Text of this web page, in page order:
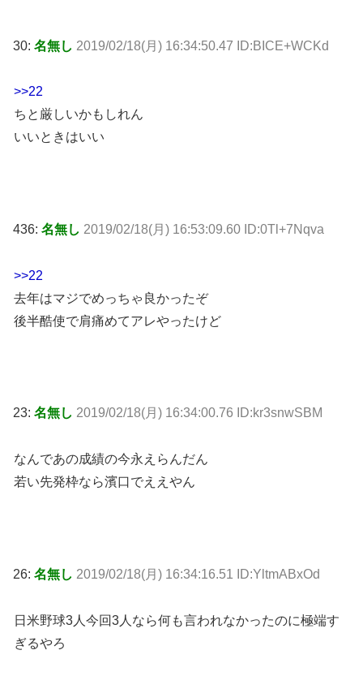
30: 名無し 2019/02/18(月) 16:34:50.47 ID:BICE+WCKd
>>22
ちと厳しいかもしれん
いいときはいい
436: 名無し 2019/02/18(月) 16:53:09.60 ID:0Tl+7Nqva
>>22
去年はマジでめっちゃ良かったぞ
後半酷使で肩痛めてアレやったけど
23: 名無し 2019/02/18(月) 16:34:00.76 ID:kr3snwSBM
なんであの成績の今永えらんだん
若い先発枠なら濱口でええやん
26: 名無し 2019/02/18(月) 16:34:16.51 ID:YltmABxOd
日米野球3人今回3人なら何も言われなかったのに極端す
ぎるやろ